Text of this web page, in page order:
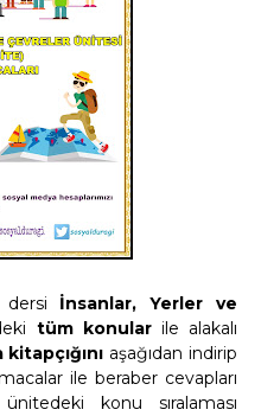
İnsanlar, Yerler ve
tüm konularile alakalı
aşağıdan indirip
ile beraber cevapları
konu sıralaması